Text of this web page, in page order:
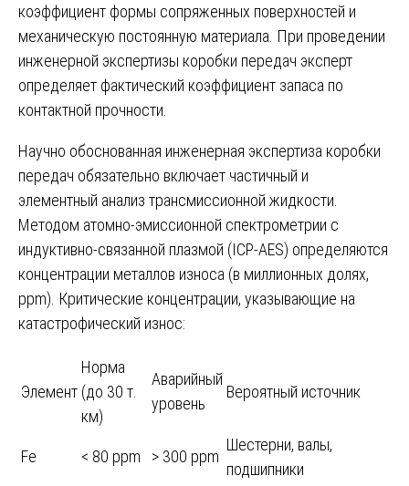
коэффициент формы сопряженных поверхностей и
механическую постоянную материала. При проведении
инженерной экспертизы коробки передач эксперт
определяет фактический коэффициент запаса по
контактной прочности.
Научно обоснованная инженерная экспертиза коробки
передач обязательно включает частичный и
элементный анализ трансмиссионной жидкости.
Методом атомно-эмиссионной спектрометрии с
индуктивно-связанной плазмой (ICP-AES) определяются
концентрации металлов износа (в миллионных долях,
ppm). Критические концентрации, указывающие на
катастрофический износ:
Элемент
Норма
(до 30 т.
км)
Аварийный
уровень
Вероятный источник
Fe < 80 ppm > 300 ppm
Шестерни, валы,
подшипники